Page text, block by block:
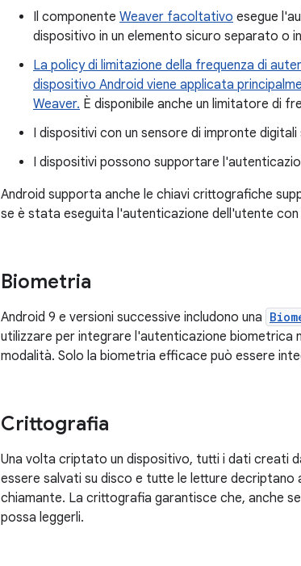
Il componente Weaver facoltativo esegue
dispositivo in un elemento sicuro separato o
La policy di limitazione della frequenza di
dispositivo Android viene applicata
Weaver. È disponibile anche un limitatore di
I dispositivi con un sensore di impronte
I dispositivi possono supportare
Android supporta anche le chiavi crittografiche
se è stata eseguita l'autenticazione dell'utente con
Biometria
Android 9 e versioni successive includono una
utilizzare per integrare l'autenticazione biometrica
modalità. Solo la biometria efficace può essere
Crittografia
Una volta criptato un dispositivo, tutti i dati creati
essere salvati su disco e tutte le letture
chiamante. La crittografia garantisce che, anche
possa leggerli.